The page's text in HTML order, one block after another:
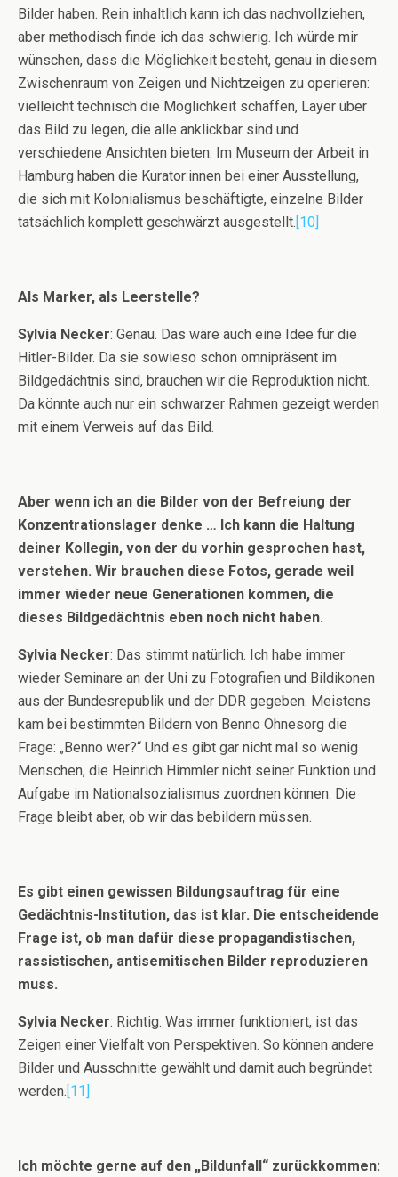
Bilder haben. Rein inhaltlich kann ich das nachvollziehen,
aber methodisch finde ich das schwierig. Ich würde mir
wünschen, dass die Möglichkeit besteht, genau in diesem
Zwischenraum von Zeigen und Nichtzeigen zu operieren:
vielleicht technisch die Möglichkeit schaffen, Layer über
das Bild zu legen, die alle anklickbar sind und
verschiedene Ansichten bieten. Im Museum der Arbeit in
Hamburg haben die Kurator:innen bei einer Ausstellung,
die sich mit Kolonialismus beschäftigte, einzelne Bilder
tatsächlich komplett geschwärzt ausgestellt.[10]
Als Marker, als Leerstelle?
Sylvia Necker: Genau. Das wäre auch eine Idee für die
Hitler-Bilder. Da sie sowieso schon omnipräsent im
Bildgedächtnis sind, brauchen wir die Reproduktion nicht.
Da könnte auch nur ein schwarzer Rahmen gezeigt werden
mit einem Verweis auf das Bild.
Aber wenn ich an die Bilder von der Befreiung der
Konzentrationslager denke … Ich kann die Haltung
deiner Kollegin, von der du vorhin gesprochen hast,
verstehen. Wir brauchen diese Fotos, gerade weil
immer wieder neue Generationen kommen, die
dieses Bildgedächtnis eben noch nicht haben.
Sylvia Necker: Das stimmt natürlich. Ich habe immer
wieder Seminare an der Uni zu Fotografien und Bildikonen
aus der Bundesrepublik und der DDR gegeben. Meistens
kam bei bestimmten Bildern von Benno Ohnesorg die
Frage: „Benno wer?“ Und es gibt gar nicht mal so wenig
Menschen, die Heinrich Himmler nicht seiner Funktion und
Aufgabe im Nationalsozialismus zuordnen können. Die
Frage bleibt aber, ob wir das bebildern müssen.
Es gibt einen gewissen Bildungsauftrag für eine
Gedächtnis-Institution, das ist klar. Die entscheidende
Frage ist, ob man dafür diese propagandistischen,
rassistischen, antisemitischen Bilder reproduzieren
muss.
Sylvia Necker: Richtig. Was immer funktioniert, ist das
Zeigen einer Vielfalt von Perspektiven. So können andere
Bilder und Ausschnitte gewählt und damit auch begründet
werden.[11]
Ich möchte gerne auf den „Bildunfall“ zurückkommen: